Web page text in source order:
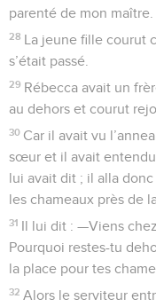
parenté de mon maître.
28 La jeune fille courut
s’était passé.
29 Rébecca avait un
au dehors et courut
30 Car il avait vu
sœur et il avait entendu
lui avait dit ; il alla
les chameaux près de
31 Il lui dit : —Viens
Pourquoi restes-tu
la place pour tes
32 Alors le serviteur